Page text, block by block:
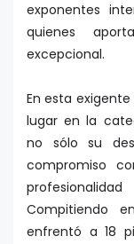
exponentes
quienes
excepcional.
En esta
lugar en la
no sólo su
compromiso
Compitiendo
enfrentó a 18